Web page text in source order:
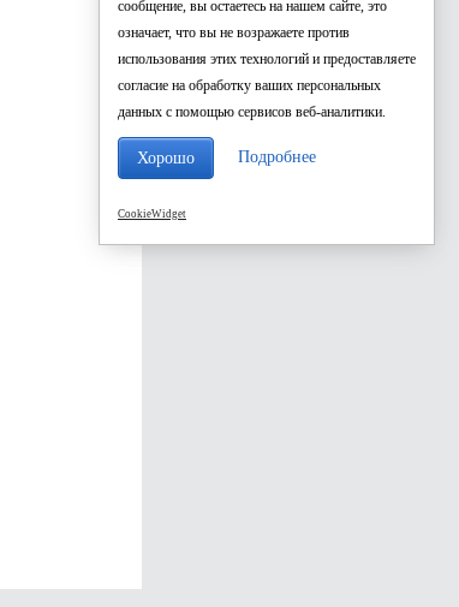
сообщение, вы остаетесь на нашем сайте, это
означает, что вы не возражаете против
использования этих технологий и предоставляете
согласие на обработку ваших персональных
данных с помощью сервисов веб-аналитики.
Хорошо Подробнее
CookieWidget